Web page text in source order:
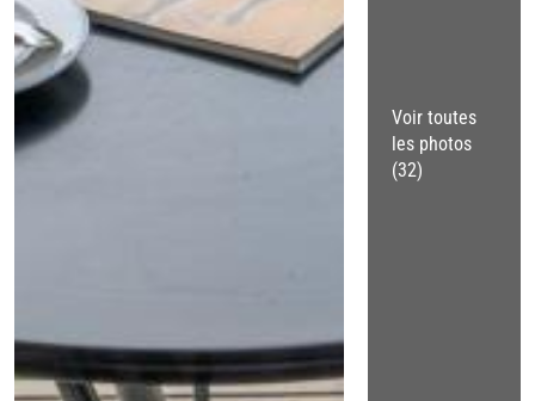
Voir toutes
les photos
(32)